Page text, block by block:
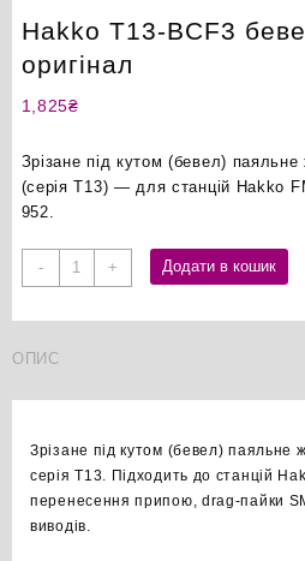
Hakko T13-BCF3
оригінал
1,825₴
Зрізане під кутом (бевел)
(серія T13) — для станцій Hakko
952.
-
Hakko
T13-
паяльне
+ Додати в кошик
ОПИС
Зрізане під кутом (бевел) паяльне
серія T13. Підходить до станцій
перенесення припою, drag-пайки
виводів.